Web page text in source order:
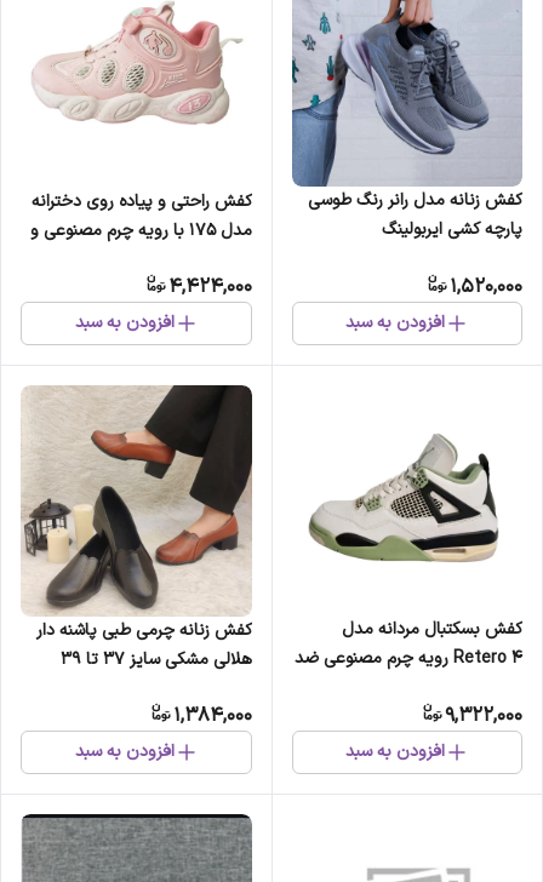
کفش زنانه مدل رانر رنگ طوسی
پارچه کشی ایربولینگ
1,520,000
افزودن به سبد
کفش راحتی و پیاده روی دخترانه
مدل 175 با رویه چرم مصنوعی و
4,424,000
افزودن به سبد
کفش بسکتبال مردانه مدل
Retero 4 رویه چرم مصنوعی ضد
9,322,000
افزودن به سبد
کفش زنانه چرمی طبی پاشنه دار
هلالی مشکی سایز 37 تا 39
1,384,000
افزودن به سبد